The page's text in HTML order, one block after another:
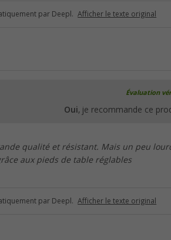
par Deepl. Afficher le texte original
Évaluation
Oui, je recommande ce
qualité et résistant. Mais un peu
aux pieds de table réglables
par Deepl. Afficher le texte original